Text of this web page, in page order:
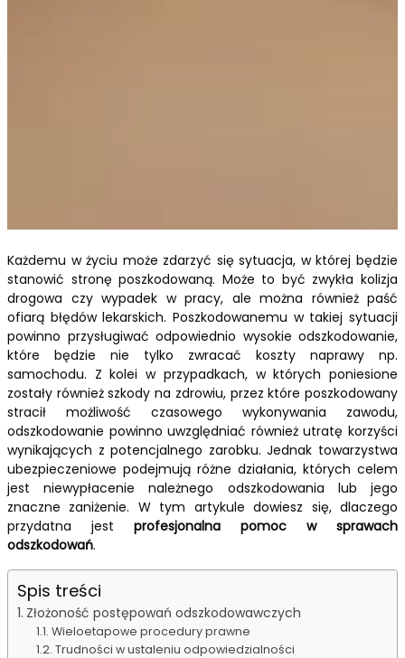
Każdemu w życiu może zdarzyć się sytuacja, w której będzie
stanowić stronę poszkodowaną. Może to być zwykła kolizja
drogowa czy wypadek w pracy, ale można również paść
ofiarą błędów lekarskich. Poszkodowanemu w takiej sytuacji
powinno przysługiwać odpowiednio wysokie odszkodowanie,
które będzie nie tylko zwracać koszty naprawy np.
samochodu. Z kolei w przypadkach, w których poniesione
zostały również szkody na zdrowiu, przez które poszkodowany
stracił możliwość czasowego wykonywania zawodu,
odszkodowanie powinno uwzględniać również utratę korzyści
wynikających z potencjalnego zarobku. Jednak towarzystwa
ubezpieczeniowe podejmują różne działania, których celem
jest niewypłacenie należnego odszkodowania lub jego
znaczne zaniżenie. W tym artykule dowiesz się, dlaczego
przydatna jest profesjonalna pomoc w sprawach
odszkodowań.
Spis treści
Złożoność postępowań odszkodowawczych
Wieloetapowe procedury prawne
Trudności w ustaleniu odpowiedzialności